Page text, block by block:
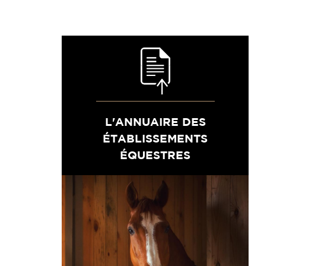
L'ANNUAIRE DES
ÉTABLISSEMENTS
ÉQUESTRES